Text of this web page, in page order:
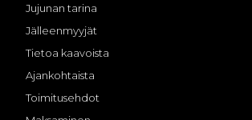
Jujunan tarina
Jälleenmyyjät
Tietoa kaavoista
Ajankohtaista
Toimitusehdot